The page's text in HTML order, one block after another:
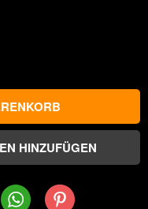
WhatsAppPinterest